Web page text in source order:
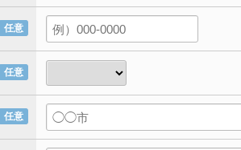
任意
任意
任意